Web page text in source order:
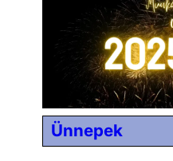
Ünnepek